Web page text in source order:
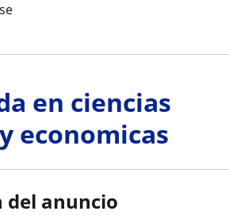
en ciencias
economicas
del anuncio